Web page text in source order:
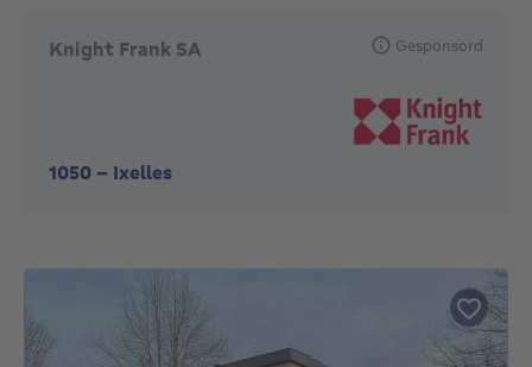
Knight Frank SA
1050 - Ixelles
Gesponsord